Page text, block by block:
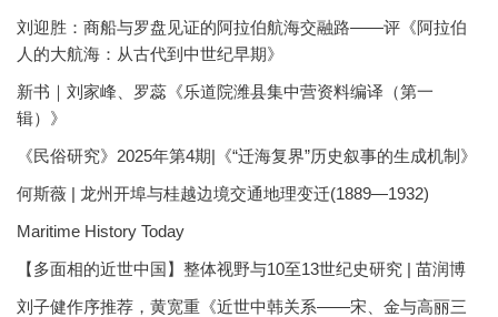
刘迎胜：商船与罗盘见证的阿拉伯航海交融路——评《阿拉伯
人的大航海：从古代到中世纪早期》
新书｜刘家峰、罗蕊《乐道院潍县集中营资料编译（第一
辑）》
《民俗研究》2025年第4期|《“迁海复界”历史叙事的生成机制》
何斯薇 | 龙州开埠与桂越边境交通地理变迁(1889—1932)
Maritime History Today
【多面相的近世中国】整体视野与10至13世纪史研究 | 苗润博
刘子健作序推荐，黄宽重《近世中韩关系——宋、金与高丽三